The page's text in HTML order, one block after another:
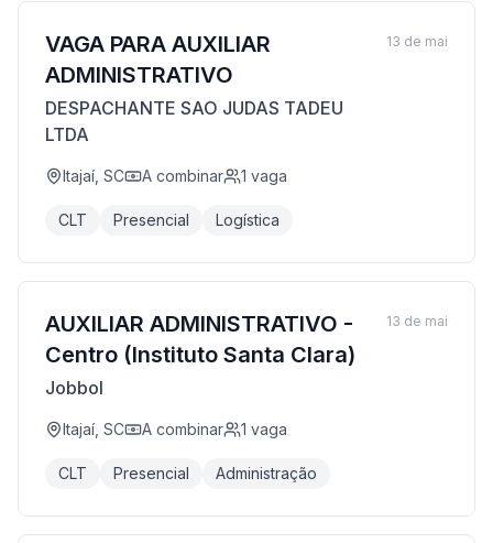
VAGA PARA AUXILIAR
ADMINISTRATIVO
DESPACHANTE SAO JUDAS TADEU
LTDA
Itajaí, SC A combinar 1 vaga
CLT Presencial Logística
13 de mai
AUXILIAR ADMINISTRATIVO -
Centro (Instituto Santa Clara)
Jobbol
Itajaí, SC A combinar 1 vaga
CLT Presencial Administração
13 de mai